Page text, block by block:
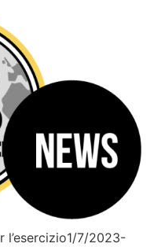
l’esercizio1/7/2023-